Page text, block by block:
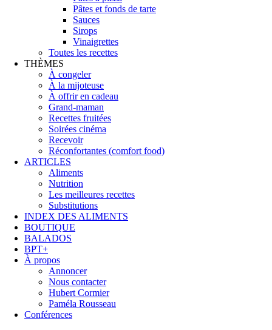
Pâtes et fonds de tarte
Sauces
Sirops
Vinaigrettes
Toutes les recettes
THÈMES
À congeler
À la mijoteuse
À offrir en cadeau
Grand-maman
Recettes fruitées
Soirées cinéma
Recevoir
Réconfortantes (comfort food)
ARTICLES
Aliments
Nutrition
Les meilleures recettes
Substitutions
INDEX DES ALIMENTS
BOUTIQUE
BALADOS
BPT+
À propos
Annoncer
Nous contacter
Hubert Cormier
Paméla Rousseau
Conférences